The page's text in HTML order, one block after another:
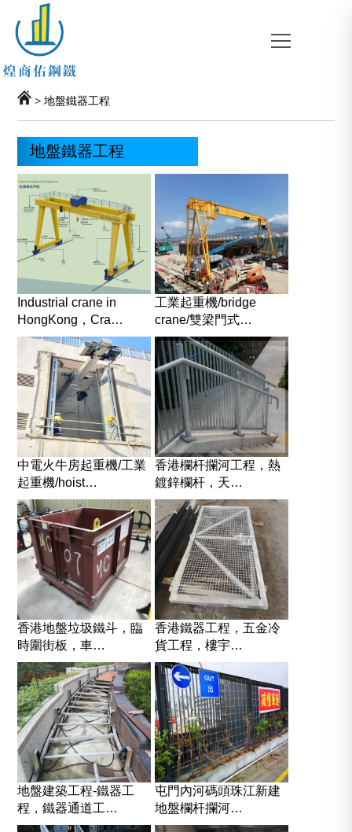
>地盤鐵器工程
地盤鐵器工程
Industrial crane in
HongKong，Cra…
工業起重機/bridge
crane/雙梁門式…
中電火牛房起重機/工業
起重機/hoist…
香港欄杆攔河工程，熱
鍍鋅欄杆，天…
香港地盤垃圾鐵斗，臨
時圍街板，車…
香港鐵器工程，五金冷
貨工程，樓宇…
地盤建築工程-鐵器工
程，鐵器通道工…
屯門內河碼頭珠江新建
地盤欄杆攔河…